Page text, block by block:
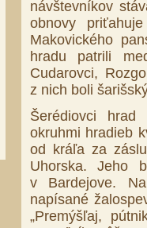
návštevníkov
obnovy
Makovického
hradu patrili
Cudarovci,
z nich boli
Šerédiovci
okruhmi hradieb
od kráľa za
Uhorska. Jeho
v Bardejove.
napísané
„Premýšľaj,